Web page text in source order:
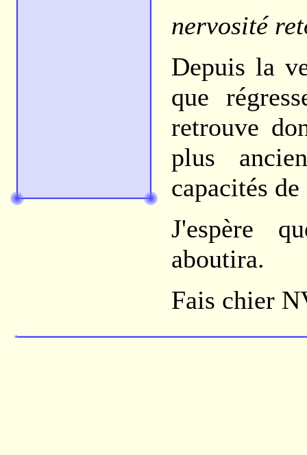
nervosité
Depuis la
que
retrouve
plus
capacités
J'espère
aboutira.
Fais chier